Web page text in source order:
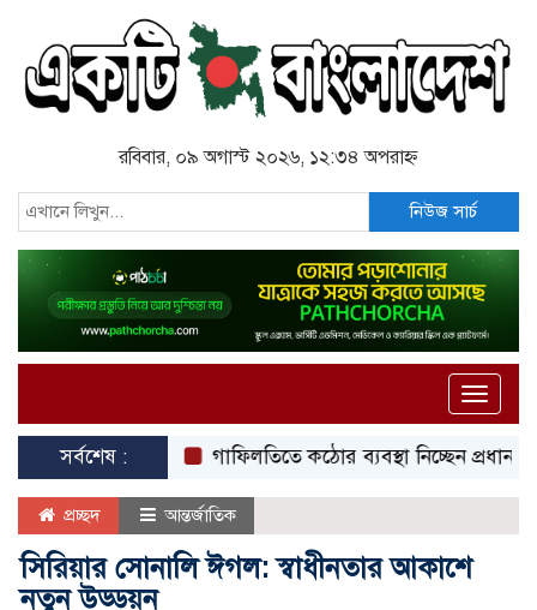
রবিবার, ০৯ অগাস্ট ২০২৬, ১২:৩৪ অপরাহ্ন
নিউজ সার্চ
Toggle
সর্বশেষ :
গাফিলতিতে কঠোর ব্যবস্থা নিচ্ছেন প্রধানমন্ত্রী: রিজভী
প্রচ্ছদ আন্তর্জাতিক
সিরিয়ার সোনালি ঈগল: স্বাধীনতার আকাশে
নতুন উড্ডয়ন